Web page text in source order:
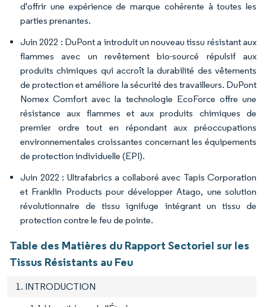
d'offrir une expérience de marque cohérente à toutes les
parties prenantes.
Juin 2022 : DuPont a introduit un nouveau tissu résistant aux
flammes avec un revêtement bio-sourcé répulsif aux
produits chimiques qui accroît la durabilité des vêtements
de protection et améliore la sécurité des travailleurs. DuPont
Nomex Comfort avec la technologie EcoForce offre une
résistance aux flammes et aux produits chimiques de
premier ordre tout en répondant aux préoccupations
environnementales croissantes concernant les équipements
de protection individuelle (EPI).
Juin 2022 : Ultrafabrics a collaboré avec Tapis Corporation
et Franklin Products pour développer Atago, une solution
révolutionnaire de tissu ignifuge intégrant un tissu de
protection contre le feu de pointe.
Table des Matières du Rapport Sectoriel sur les
Tissus Résistants au Feu
1. INTRODUCTION